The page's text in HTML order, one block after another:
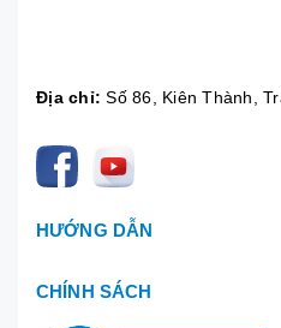
Địa chỉ: Số 86, Kiên Thành,
HƯỚNG DẪN
CHÍNH SÁCH